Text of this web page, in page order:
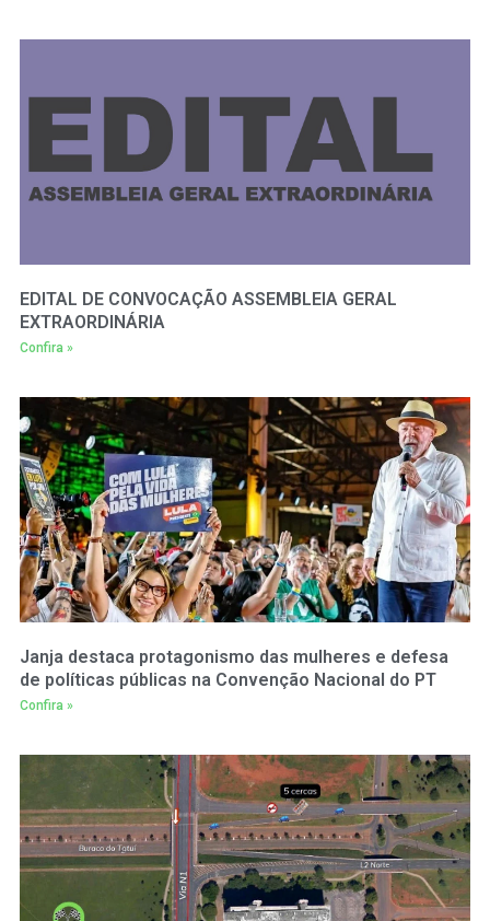
EDITAL DE CONVOCAÇÃO ASSEMBLEIA GERAL
EXTRAORDINÁRIA
Confira »
Janja destaca protagonismo das mulheres e defesa
de políticas públicas na Convenção Nacional do PT
Confira »